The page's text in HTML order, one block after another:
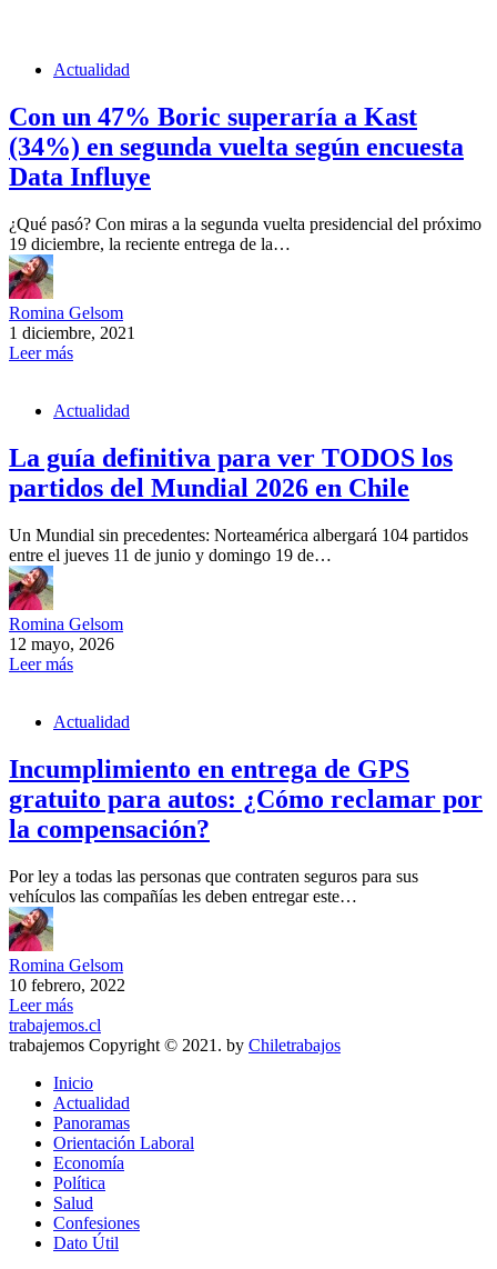
Actualidad
Con un 47% Boric superaría a Kast
(34%) en segunda vuelta según encuesta
Data Influye
¿Qué pasó? Con miras a la segunda vuelta presidencial del próximo
19 diciembre, la reciente entrega de la…
Romina Gelsom
1 diciembre, 2021
Leer más
Actualidad
La guía definitiva para ver TODOS los
partidos del Mundial 2026 en Chile
Un Mundial sin precedentes: Norteamérica albergará 104 partidos
entre el jueves 11 de junio y domingo 19 de…
Romina Gelsom
12 mayo, 2026
Leer más
Actualidad
Incumplimiento en entrega de GPS
gratuito para autos: ¿Cómo reclamar por
la compensación?
Por ley a todas las personas que contraten seguros para sus
vehículos las compañías les deben entregar este…
Romina Gelsom
10 febrero, 2022
Leer más
trabajemos.cl
trabajemos Copyright © 2021. by Chiletrabajos
Inicio
Actualidad
Panoramas
Orientación Laboral
Economía
Política
Salud
Confesiones
Dato Útil